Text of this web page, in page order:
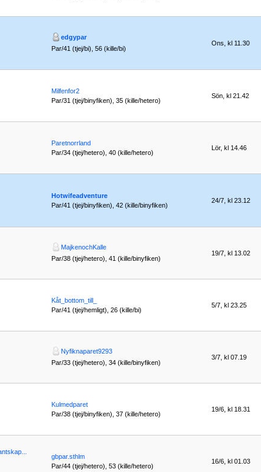
edgypar
Par/41 (tjej/bi), 56 (kille/bi)
Ons, kl 11.30
Milfenfor2
Par/31 (tjej/binyfiken), 35 (kille/hetero)
Sön, kl 21.42
Paretnorrland
Par/34 (tjej/hetero), 40 (kille/hetero)
Lör, kl 14.46
Hotwifeadventure
Par/41 (tjej/binyfiken), 42 (kille/binyfiken)
24/7, kl 23.12
MajkenochKalle
Par/38 (tjej/hetero), 41 (kille/binyfiken)
19/7, kl 13.02
Kåt_bottom_till_
Par/41 (tjej/hemligt), 26 (kille/bi)
5/7, kl 23.25
Nyfiknaparet9293
Par/33 (tjej/hetero), 34 (kille/binyfiken)
3/7, kl 07.19
Kulmedparet
Par/38 (tjej/binyfiken), 37 (kille/hetero)
19/6, kl 18.31
gbpar.sthlm
Par/44 (tjej/hetero), 53 (kille/hetero)
16/6, kl 01.03